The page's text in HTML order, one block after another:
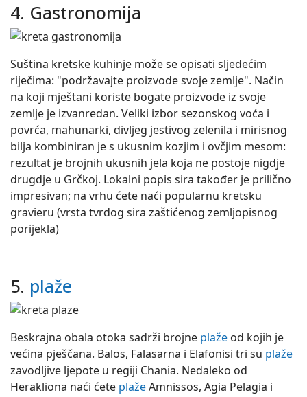
4. Gastronomija
Suština kretske kuhinje može se opisati sljedećim
riječima: "podržavajte proizvode svoje zemlje". Način
na koji mještani koriste bogate proizvode iz svoje
zemlje je izvanredan. Veliki izbor sezonskog voća i
povrća, mahunarki, divljeg jestivog zelenila i mirisnog
bilja kombiniran je s ukusnim kozjim i ovčjim mesom:
rezultat je brojnih ukusnih jela koja ne postoje nigdje
drugdje u Grčkoj. Lokalni popis sira također je prilično
impresivan; na vrhu ćete naći popularnu kretsku
gravieru (vrsta tvrdog sira zaštićenog zemljopisnog
porijekla)
5. plaže
Beskrajna obala otoka sadrži brojne plaže od kojih je
većina pješčana. Balos, Falasarna i Elafonisi tri su plaže
zavodljive ljepote u regiji Chania. Nedaleko od
Herakliona naći ćete plažeAmnissos, Agia Pelagia i